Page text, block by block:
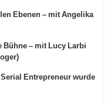
Ebenen – mit Angelika
Bühne – mit Lucy Larbi
Entrepreneur wurde